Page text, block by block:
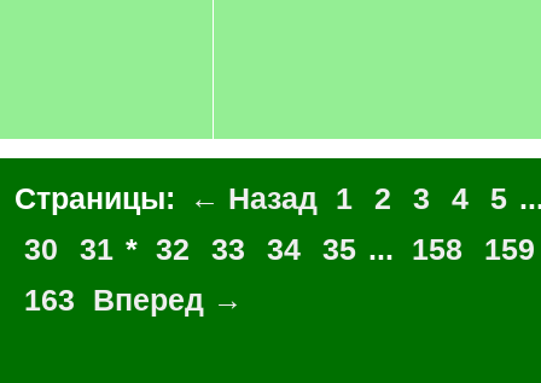
Страницы: ← Назад 1 2 3 4 5
30
31 * 32 33 34 35 ... 158
159
163
Вперед →